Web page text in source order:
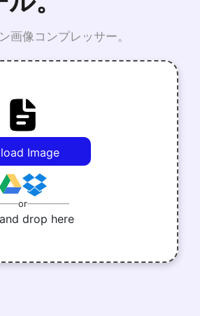
画像コンプレッサー。
Image
or
drop here